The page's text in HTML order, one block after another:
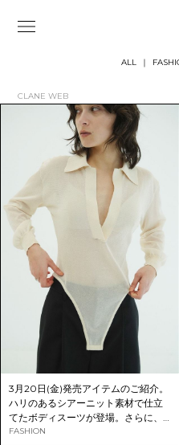
ALL
CLANE WEB
3月20日(金)発売アイテムのご紹介。
ハリのあるシアーニット素材で仕立
てたボディスーツが登場。さらに、
定番のタックパンツMIXカラーが再入
FASHION